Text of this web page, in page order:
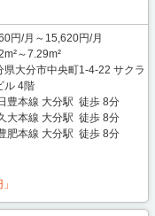
円/月～15,620円/月
～7.29m²
県大分市中央町1-4-22 サクラ
ル 4階
豊本線 大分駅 徒歩 8分
大本線 大分駅 徒歩 8分
肥本線 大分駅 徒歩 8分